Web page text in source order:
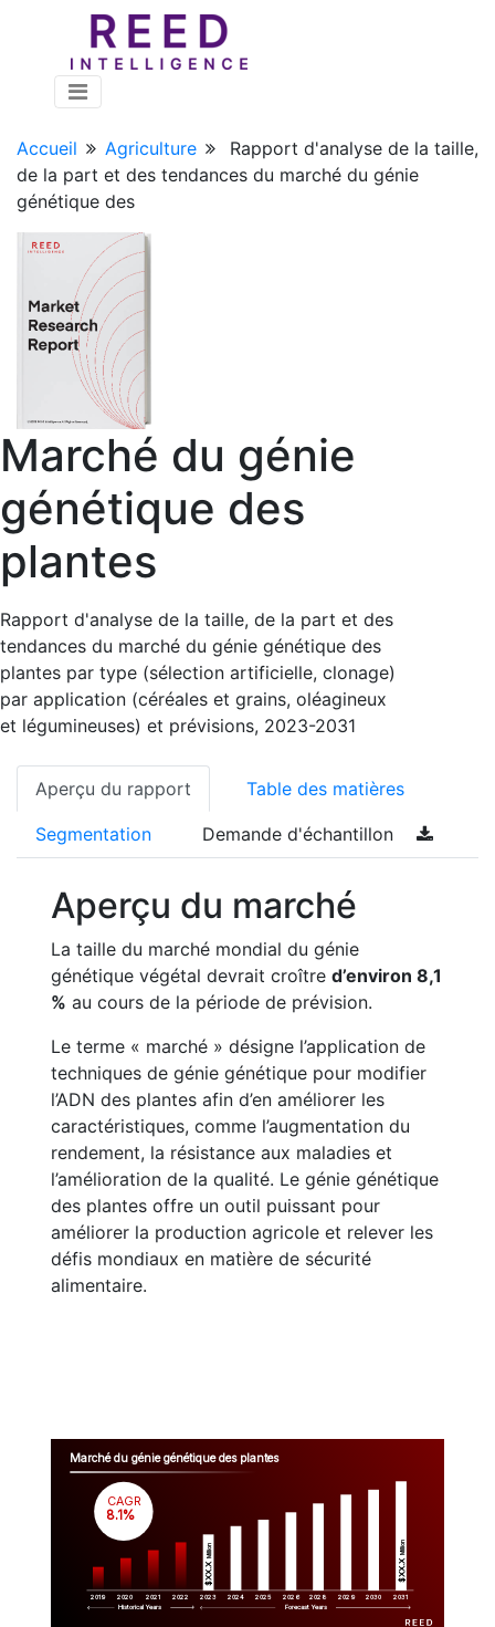
Accueil Agriculture
Rapport d'analyse de la taille,
de la part et des tendances du marché du génie
génétique des
Marché du génie
génétique des
plantes
Rapport d'analyse de la taille, de la part et des
tendances du marché du génie génétique des
plantes par type (sélection artificielle, clonage)
par application (céréales et grains, oléagineux
et légumineuses) et prévisions, 2023-2031
Aperçu du rapport Table des matières
Segmentation Demande d'échantillon
Aperçu du marché
La taille du marché mondial du génie
génétique végétal devrait croître d’environ 8,1
% au cours de la période de prévision.
Le terme « marché » désigne l’application de
techniques de génie génétique pour modifier
l’ADN des plantes afin d’en améliorer les
caractéristiques, comme l’augmentation du
rendement, la résistance aux maladies et
l’amélioration de la qualité. Le génie génétique
des plantes offre un outil puissant pour
améliorer la production agricole et relever les
défis mondiaux en matière de sécurité
alimentaire.
Marché du génie génétique des plantes
2019 2020 2021 2022 2023 2024 2025 2026 2028 2029 2030 2031
$XX.X
Million
$XX.X
Million
CAGR
8.1%
Historical Years Forecast Years